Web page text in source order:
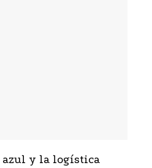
azul y la logística